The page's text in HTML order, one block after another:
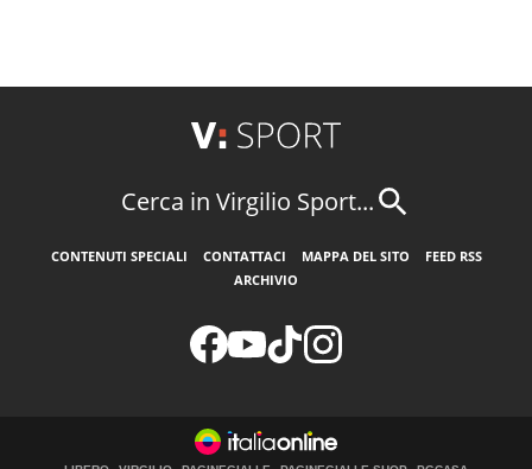
Cerca in Virgilio Sport...
CONTENUTI SPECIALI CONTATTACI MAPPA DEL SITO
FEED RSS
ARCHIVIO